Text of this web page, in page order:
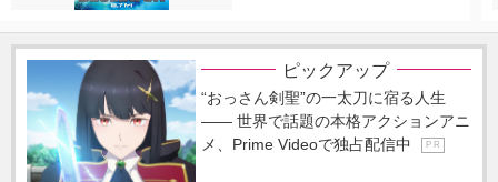
ピックアップ
“おっさん剣聖”の一太刀に宿る人生
―― 世界で話題の本格アクションアニ
メ、Prime Videoで独占配信中
P R